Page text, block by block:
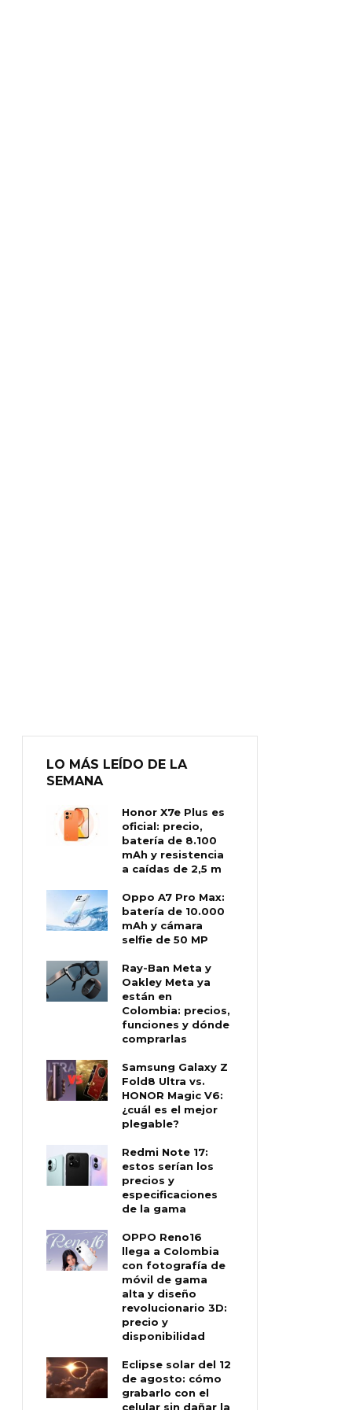
LO MÁS LEÍDO DE LA
SEMANA
Honor X7e Plus es
oficial: precio,
batería de 8.100
mAh y resistencia
a caídas de 2,5 m
Oppo A7 Pro Max:
batería de 10.000
mAh y cámara
selfie de 50 MP
Ray-Ban Meta y
Oakley Meta ya
están en
Colombia: precios,
funciones y dónde
comprarlas
Samsung Galaxy Z
Fold8 Ultra vs.
HONOR Magic V6:
¿cuál es el mejor
plegable?
Redmi Note 17:
estos serían los
precios y
especificaciones
de la gama
OPPO Reno16
llega a Colombia
con fotografía de
móvil de gama
alta y diseño
revolucionario 3D:
precio y
disponibilidad
Eclipse solar del 12
de agosto: cómo
grabarlo con el
celular sin dañar la